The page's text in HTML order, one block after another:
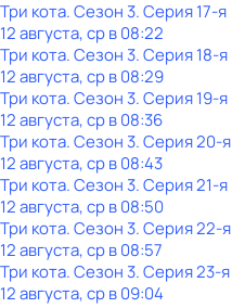
Три кота. Сезон 3. Серия 17-я
12 августа, ср в 08:22
Три кота. Сезон 3. Серия 18-я
12 августа, ср в 08:29
Три кота. Сезон 3. Серия 19-я
12 августа, ср в 08:36
Три кота. Сезон 3. Серия 20-я
12 августа, ср в 08:43
Три кота. Сезон 3. Серия 21-я
12 августа, ср в 08:50
Три кота. Сезон 3. Серия 22-я
12 августа, ср в 08:57
Три кота. Сезон 3. Серия 23-я
12 августа, ср в 09:04